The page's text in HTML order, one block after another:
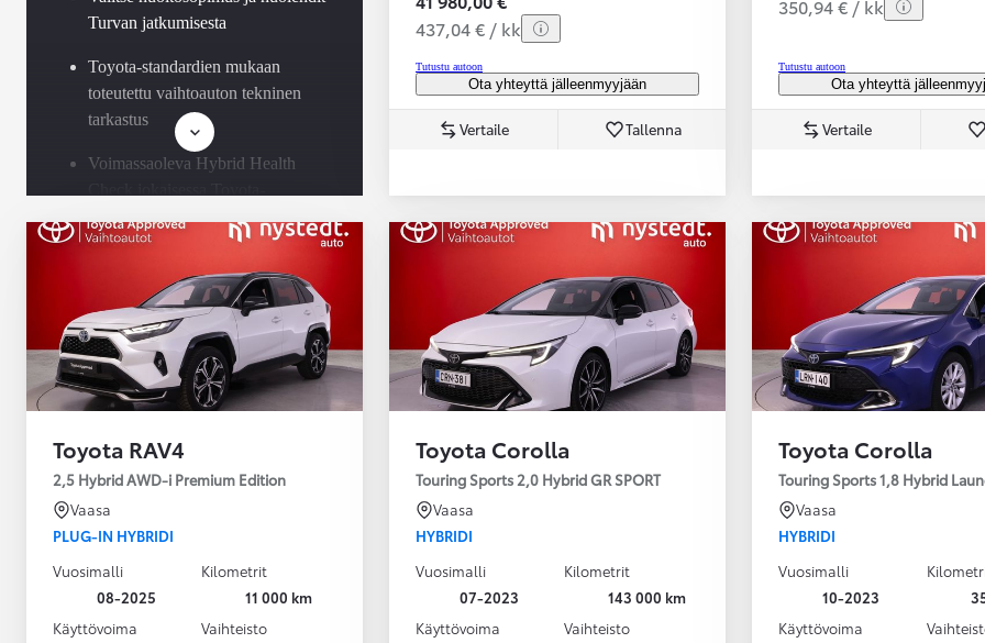
Turvan jatkumisesta
Toyota-standardien mukaan
toteutettu vaihtoauton tekninen
tarkastus
Voimassaoleva Hybrid Health
rahoitus ja Toyota Vakuutus
437,04 € / kk
Tutustu autoon
Ota yhteyttä jälleenmyyjään
Vertaile Tallenna
350,94 € / kk
Tutustu autoon
Ota yhteyttä
Vertaile
Toyota RAV4
2,5 Hybrid AWD-i Premium Edition
Vaasa
PLUG-IN HYBRIDI
Vuosimalli
08-2025
Kilometrit
11 000 km
Käyttövoima
Vaihteisto
Toyota Corolla
Touring Sports 2,0 Hybrid GR SPORT
Vaasa
HYBRIDI
Vuosimalli
07-2023
Kilometrit
143 000 km
Käyttövoima
Vaihteisto
Toyota Corolla
Touring Sports 1,8 Hybrid
Vaasa
HYBRIDI
Vuosimalli
10-2023
Käyttövoima